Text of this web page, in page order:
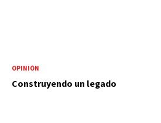
OPINIÓN
Construyendo un legado